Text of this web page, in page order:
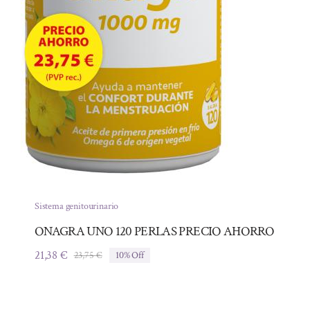
Sistema genitourinario
ONAGRA UNO 120 PERLAS PRECIO AHORRO
23,75€El
21,38 €
El
10% Off